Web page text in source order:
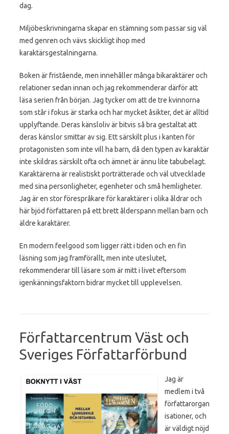
dag.
Miljöbeskrivningarna skapar en stämning som passar sig väl
med genren och vävs skickligt ihop med
karaktärsgestalningarna.
Boken är fristående, men innehåller många bikaraktärer och
relationer sedan innan och jag rekommenderar därför att
läsa serien från början. Jag tycker om att de tre kvinnorna
som står i fokus är starka och har mycket åsikter, det är alltid
upplyftande. Deras känsloliv är bitvis så bra gestaltat att
deras känslor smittar av sig. Ett särskilt plus i kanten för
protagonisten som inte vill ha barn, då den typen av karaktär
inte skildras särskilt ofta och ämnet är ännu lite tabubelagt.
Karaktärerna är realistiskt porträtterade och väl utvecklade
med sina personligheter, egenheter och små hemligheter.
Jag är en stor förespråkare för karaktärer i olika åldrar och
här bjöd författaren på ett brett ålderspann mellan barn och
äldre karaktärer.
En modern feelgood som ligger rätt i tiden och en fin
läsning som jag framförallt, men inte uteslutet,
rekommenderar till läsare som är mitt i livet eftersom
igenkänningsfaktorn bidrar mycket till upplevelsen.
Författarcentrum Väst och
Sveriges Författarförbund
Jag är
medlem i två
författarorgan
isationer, och
är väldigt nöjd